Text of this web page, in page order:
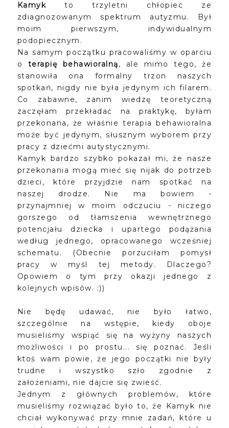
Kamyk to trzyletni chłopiec ze
zdiagnozowanym spektrum autyzmu. Był
moim pierwszym, indywidualnym
podopiecznym.
Na samym początku pracowaliśmy w oparciu
o terapię behawioralną, ale mimo tego, że
stanowiła ona formalny trzon naszych
spotkań, nigdy nie była jedynym ich filarem.
Co zabawne, zanim wiedzę teoretyczną
zaczęłam przekładać na praktykę, byłam
przekonana, że właśnie terapia behawioralna
może być jedynym, słusznym wyborem przy
pracy z dziećmi autystycznymi.
Kamyk bardzo szybko pokazał mi, że nasze
przekonania mogą mieć się nijak do potrzeb
dzieci, które przyjdzie nam spotkać na
naszej drodze. Nie ma bowiem -
przynajmniej w moim odczuciu - niczego
gorszego od tłamszenia wewnętrznego
potencjału dziecka i upartego podążania
według jednego, opracowanego wcześniej
schematu. (Obecnie porzuciłam pomysł
pracy w myśl tej metody. Dlaczego?
Opowiem o tym przy okazji jednego z
kolejnych wpisów. :))
Nie będę udawać, nie było łatwo,
szczególnie na wstępie, kiedy oboje
musieliśmy wspiąć się na wyżyny naszych
możliwości i po prostu... się poznać. Jeśli
ktoś wam powie, że jego początki nie były
trudne i wszystko szło zgodnie z
założeniami, nie dajcie się zwieść.
Jednym z głównych problemów, które
musieliśmy rozwiązać było to, że Kamyk nie
chciał wykonywać przy mnie zadań, które u